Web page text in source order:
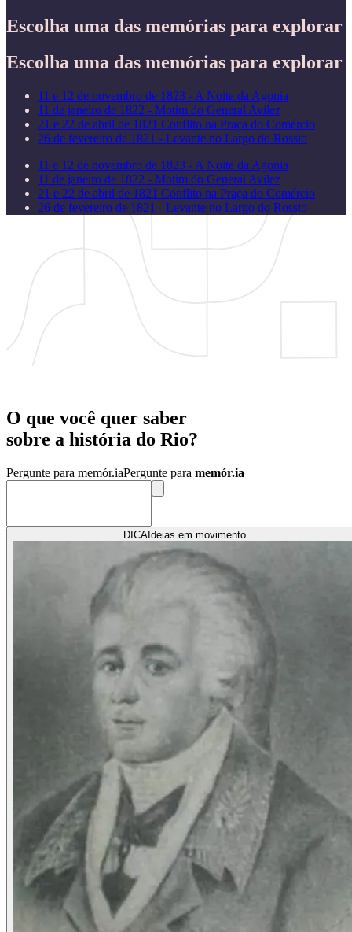
Escolha uma das memórias para explorar
Escolha uma das memórias para explorar
11 e 12 de novembro de 1823 - A Noite da Agonia
11 de janeiro de 1822 - Motim do General Avilez
21 e 22 de abril de 1821 Conflito na Praça do Comércio
26 de fevereiro de 1821 - Levante no Largo do Rossio
11 e 12 de novembro de 1823 - A Noite da Agonia
11 de janeiro de 1822 - Motim do General Avilez
21 e 22 de abril de 1821 Conflito na Praça do Comércio
26 de fevereiro de 1821 - Levante no Largo do Rossio
O que você quer saber
sobre a história do Rio?
Pergunte para memór.iaPergunte para memór.ia
DICA Ideias em movimento